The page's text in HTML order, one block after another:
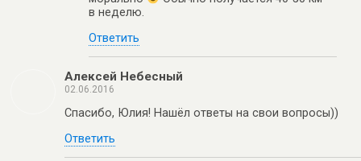
в неделю.
Ответить
Алексей Небесный
02.06.2016
Спасибо, Юлия! Нашёл ответы на свои вопросы))
Ответить